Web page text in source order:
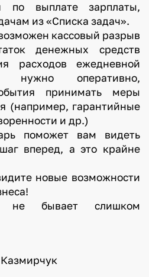
по выплате зарплаты,
из «Списка задач».
кассовый разрыв
денежных средств
расходов ежедневной
нужно оперативно,
принимать меры
(например, гарантийные
и др.)
поможет вам видеть
вперед, а это крайне
новые возможности
не бывает слишком